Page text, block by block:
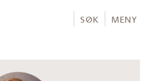
SØK MENY